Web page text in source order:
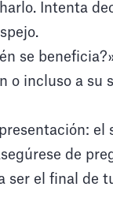
Intenta
se
o incluso a
el
de
ser el final de